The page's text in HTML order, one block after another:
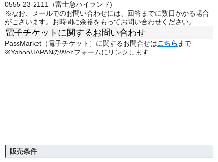
0555-23-2111（富士急ハイランド)
※なお、メールでのお問い合わせには、回答までに数日かかる場合
がございます。お時間に余裕をもってお問い合わせください。
電子チケットに関するお問い合わせ
PassMarket（電子チケット）に関するお問合せはこちら まで
※Yahoo!JAPANのWebフォームにリンクします
販売条件